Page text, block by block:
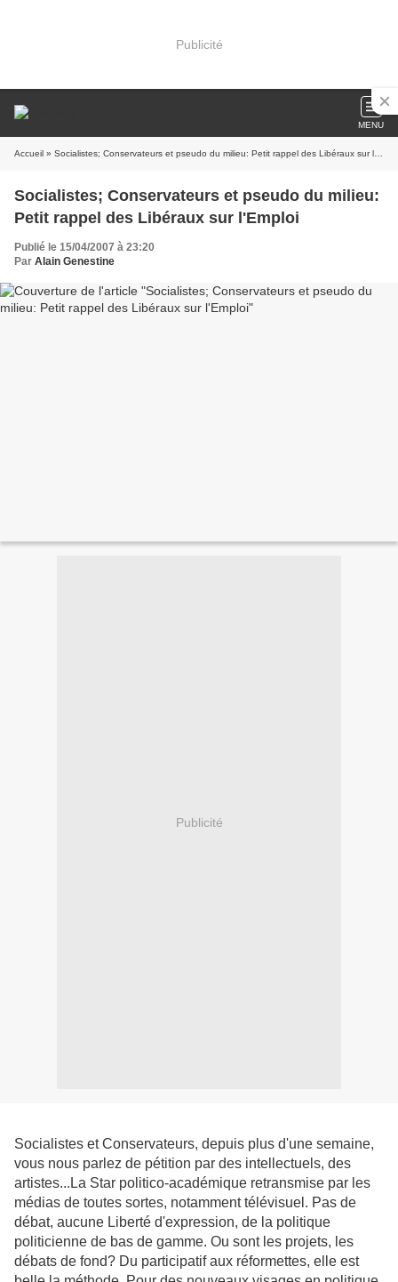
Publicité
MENU
Accueil » Socialistes; Conservateurs et pseudo du milieu: Petit rappel des Libéraux sur l'Emploi
Socialistes; Conservateurs et pseudo du milieu:
Petit rappel des Libéraux sur l'Emploi
Publié le 15/04/2007 à 23:20
Par Alain Genestine
Publicité
Socialistes et Conservateurs, depuis plus d'une semaine,
vous nous parlez de pétition par des intellectuels, des
artistes...La Star politico-académique retransmise par les
médias de toutes sortes, notamment télévisuel. Pas de
débat, aucune Liberté d'expression, de la politique
politicienne de bas de gamme. Ou sont les projets, les
débats de fond? Du participatif aux réformettes, elle est